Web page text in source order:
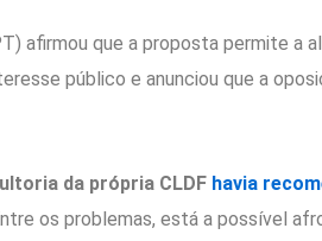
afirmou que a proposta permite a
público e anunciou que a
da própria CLDF havia
os problemas, está a possível